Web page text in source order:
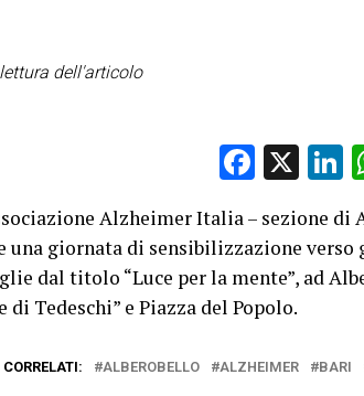
dell'articolo
X
Alzheimer Italia – sezione
una giornata di sensibilizzazione
dal titolo “Luce per la mente”, ad
di Tedeschi” e Piazza del Popolo.
ALBEROBELLO ALZHEIMER BARI